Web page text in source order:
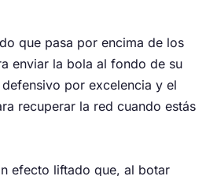
que pasa por encima de los
enviar la bola al fondo de su
por excelencia y el
recuperar la red cuando estás
efecto liftado que, al botar